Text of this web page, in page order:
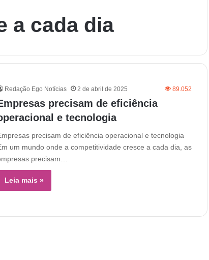
a cada dia
Redação Ego Notícias 2 de abril de 2025 89.052
precisam de eficiência
e tecnologia
precisam de eficiência operacional e tecnologia
um mundo onde a competitividade cresce a cada dia, as
precisam…
Leia mais »